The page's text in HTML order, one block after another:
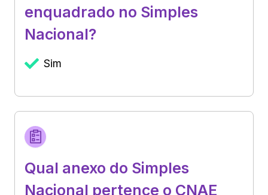
enquadrado no Simples
Nacional?
Sim
Qual anexo do Simples
Nacional pertence o CNAE